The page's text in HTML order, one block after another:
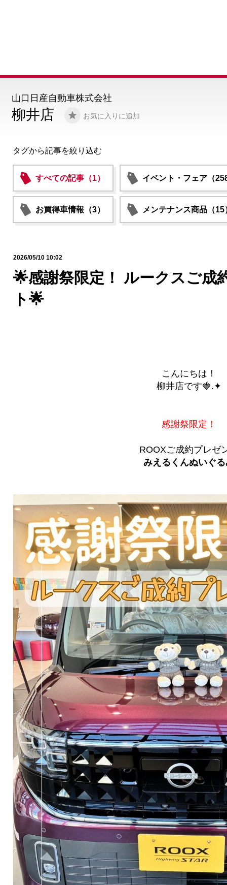
柳井店 お気に入りに追加
山口日産自動車株式会社
タグから記事を絞り込む
すべての記事（1） イベント・フェア（
お買得車情報（3） メンテナンス商品（15
2026/05/10 10:02
🌟感謝祭限定！ ルークスご成
ト🌟
こんにちは！
柳井店です🍓.✦
感謝祭限定！
ROOXご成約プレゼ
みえるくんぬいぐ